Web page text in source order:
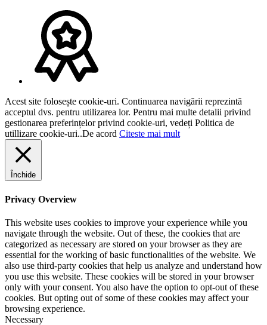
Acest site folosește cookie-uri. Continuarea navigării reprezintă
acceptul dvs. pentru utilizarea lor. Pentru mai multe detalii privind
gestionarea preferințelor privind cookie-uri, vedeți Politica de
utillizare cookie-uri..De acord Citeste mai mult
Închide
Privacy Overview
This website uses cookies to improve your experience while you
navigate through the website. Out of these, the cookies that are
categorized as necessary are stored on your browser as they are
essential for the working of basic functionalities of the website. We
also use third-party cookies that help us analyze and understand how
you use this website. These cookies will be stored in your browser
only with your consent. You also have the option to opt-out of these
cookies. But opting out of some of these cookies may affect your
browsing experience.
Necessary